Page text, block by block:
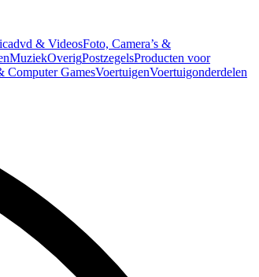
dvd & VideosFoto, Camera’s &
MuziekOverigPostzegelsProducten voor
Computer GamesVoertuigenVoertuigonderdelen